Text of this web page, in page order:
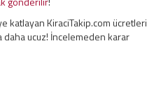
katlayan KiraciTakip.com ücretleri
daha ucuz! İncelemeden karar